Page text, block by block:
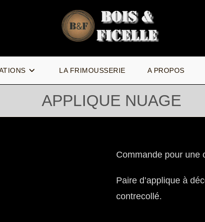
LA FRIMOUSSERIE A PROPOS
APPLIQUE NUAGE
Commande pour une
Paire d’applique à
contrecollé.